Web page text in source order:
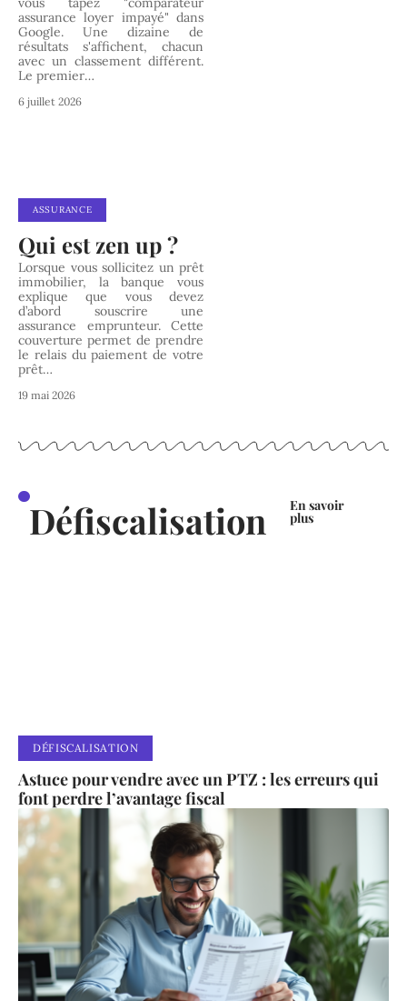
assurance loyer impayé" dans
Google. Une dizaine de
résultats s'affichent, chacun
avec un classement différent.
Le premier…
6 juillet 2026
ASSURANCE
Qui est zen up ?
Lorsque vous sollicitez un prêt
immobilier, la banque vous
explique que vous devez
d’abord souscrire une
assurance emprunteur. Cette
couverture permet de prendre
le relais du paiement de votre
prêt…
19 mai 2026
Défiscalisation En savoir
plus
DÉFISCALISATION
Astuce pour vendre avec un PTZ : les erreurs qui
font perdre l’avantage fiscal